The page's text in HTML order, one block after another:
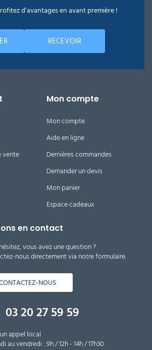
d’avantages en avant première !
RECEVOIR
vente
Mon compte
Mon compte
Aide en ligne
Dernières commandes
Demander un devis
Mon panier
Espace cadeaux
en contact
vous avez une question ?
nous directement via notre formulaire.
NOUS
03 20 27 59 59
appel local
au vendredi : 9h / 12h - 14h / 17h30